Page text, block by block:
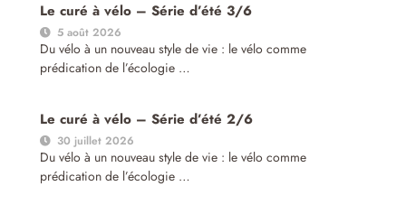
Le curé à vélo – Série d’été 3/6
5 août 2026
Du vélo à un nouveau style de vie : le vélo comme
prédication de l’écologie …
Le curé à vélo – Série d’été 2/6
30 juillet 2026
Du vélo à un nouveau style de vie : le vélo comme
prédication de l’écologie …